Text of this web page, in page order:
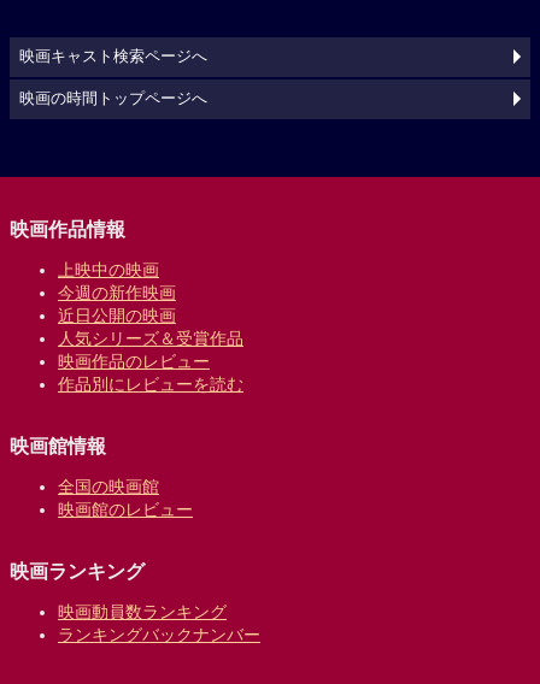
映画キャスト検索ページへ
映画の時間トップページへ
映画作品情報
上映中の映画
今週の新作映画
近日公開の映画
人気シリーズ＆受賞作品
映画作品のレビュー
作品別にレビューを読む
映画館情報
全国の映画館
映画館のレビュー
映画ランキング
映画動員数ランキング
ランキングバックナンバー